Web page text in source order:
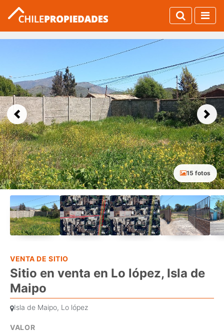
Previous Next
15 fotos
VENTA DE SITIO
Sitio en venta en Lo lópez, Isla de
Maipo
Isla de Maipo, Lo lópez
VALOR